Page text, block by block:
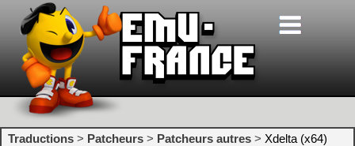
Traductions > Patcheurs > Patcheurs autres > Xdelta (x64)